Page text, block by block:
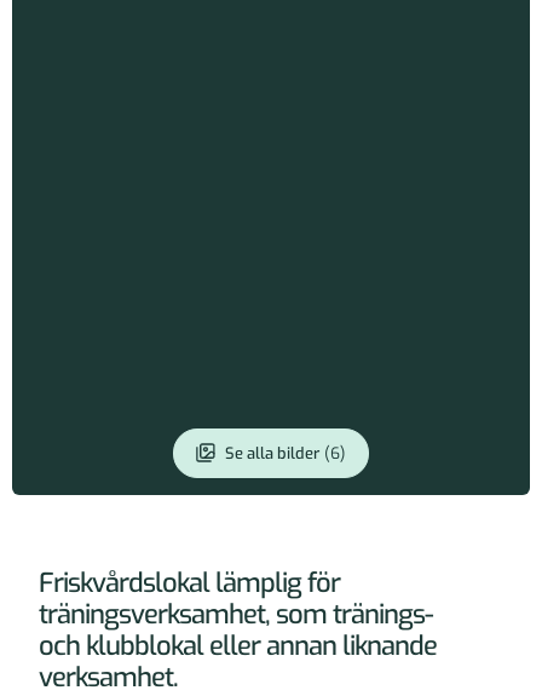
Se alla bilder (6)
Läs mer om lokalen
Friskvårdslokal lämplig för
träningsverksamhet, som tränings-
och klubblokal eller annan liknande
verksamhet.